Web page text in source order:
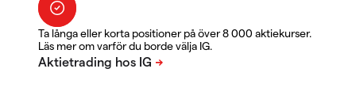
Ta långa eller korta positioner på över 8 000 aktiekurser.
Läs mer om varför du borde välja IG.